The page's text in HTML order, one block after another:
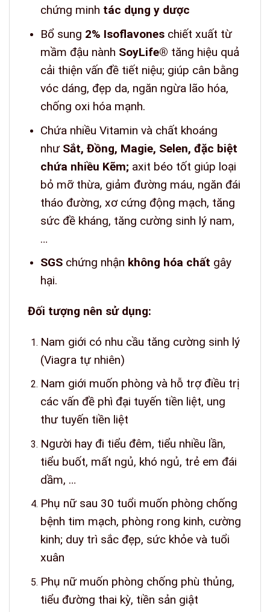
chứng minh tác dụng y dược
Bổ sung 2% Isoflavoneschiết xuất từ
mầm đậu nành SoyLife® tăng hiệu quả
cải thiện vấn đề tiết niệu; giúp cân bằng
vóc dáng, đẹp da, ngăn ngừa lão hóa,
chống oxi hóa mạnh.
Chứa nhiều Vitamin và chất khoáng
như Sắt, Đồng, Magie, Selen, đặc biệt
chứa nhiều Kẽm; axit béo tốt giúp loại
bỏ mỡ thừa, giảm đường máu, ngăn đái
tháo đường, xơ cứng động mạch, tăng
sức đề kháng, tăng cường sinh lý nam,
…
SGSchứng nhận không hóa chấtgây
hại.
Đối tượng nên sử dụng:
Nam giới có nhu cầu tăng cường sinh lý
(Viagra tự nhiên)
Nam giới muốn phòng và hỗ trợ điều trị
các vấn đề phì đại tuyến tiền liệt, ung
thư tuyến tiền liệt
Người hay đi tiểu đêm, tiểu nhiều lần,
tiểu buốt, mất ngủ, khó ngủ, trẻ em đái
dầm, …
Phụ nữ sau 30 tuổi muốn phòng chống
bệnh tim mạch, phòng rong kinh, cường
kinh; duy trì sắc đẹp, sức khỏe và tuổi
xuân
Phụ nữ muốn phòng chống phù thủng,
tiểu đường thai kỳ, tiền sản giật